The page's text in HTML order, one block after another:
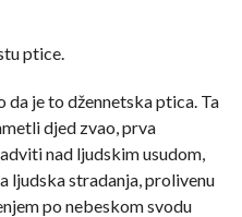
ptice.
je to džennetska ptica. Ta
djed zvao, prva
nad ljudskim usudom,
ljudska stradanja, prolivenu
po nebeskom svodu